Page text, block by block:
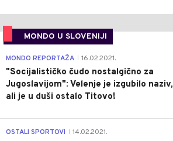
MONDO U SLOVENIJI
MONDO REPORTAŽA 16.02.2021.
"Socijalističko čudo nostalgično za
Jugoslavijom": Velenje je izgubilo naziv,
ali je u duši ostalo Titovo!
OSTALI SPORTOVI 14.02.2021.